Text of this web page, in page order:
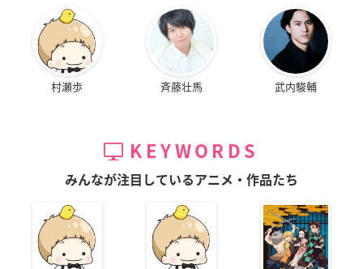
村瀬歩 斉藤壮馬 武内駿輔
KEYWORDS
みんなが注目しているアニメ・作品たち